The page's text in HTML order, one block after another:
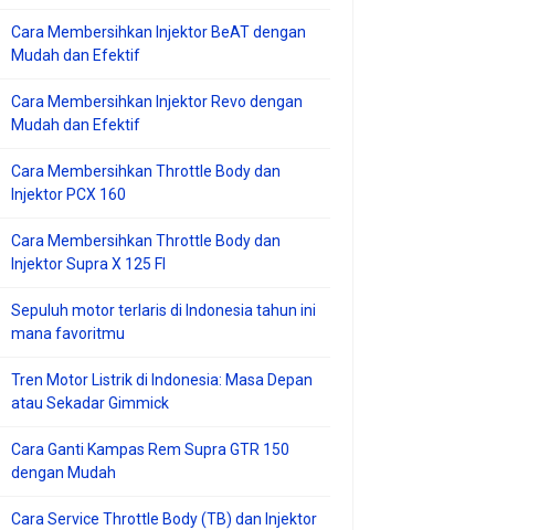
Cara Membersihkan Injektor BeAT dengan
Mudah dan Efektif
Cara Membersihkan Injektor Revo dengan
Mudah dan Efektif
Cara Membersihkan Throttle Body dan
Injektor PCX 160
Cara Membersihkan Throttle Body dan
Injektor Supra X 125 FI
Sepuluh motor terlaris di Indonesia tahun ini
mana favoritmu
Tren Motor Listrik di Indonesia: Masa Depan
atau Sekadar Gimmick
Cara Ganti Kampas Rem Supra GTR 150
dengan Mudah
Cara Service Throttle Body (TB) dan Injektor